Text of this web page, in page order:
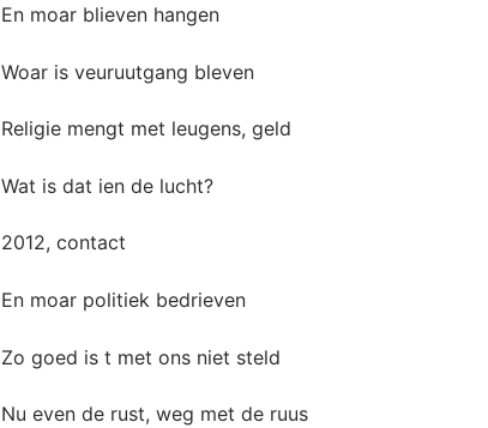
En moar blieven hangen
Woar is veuruutgang bleven
Religie mengt met leugens, geld
Wat is dat ien de lucht?
2012, contact
En moar politiek bedrieven
Zo goed is t met ons niet steld
Nu even de rust, weg met de ruus